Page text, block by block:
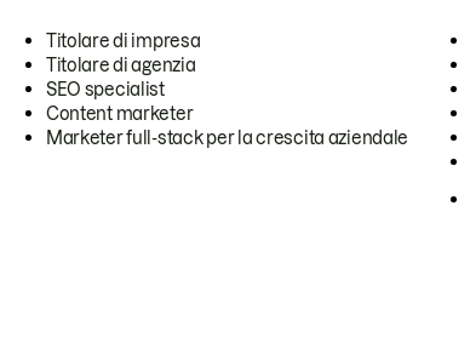
Titolare di impresa
Titolare di agenzia
SEO specialist
Content marketer
Marketer full-stack per la crescita aziendale